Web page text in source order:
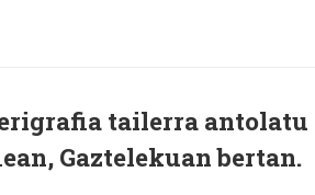
tailerra antolatu
Gaztelekuan bertan.